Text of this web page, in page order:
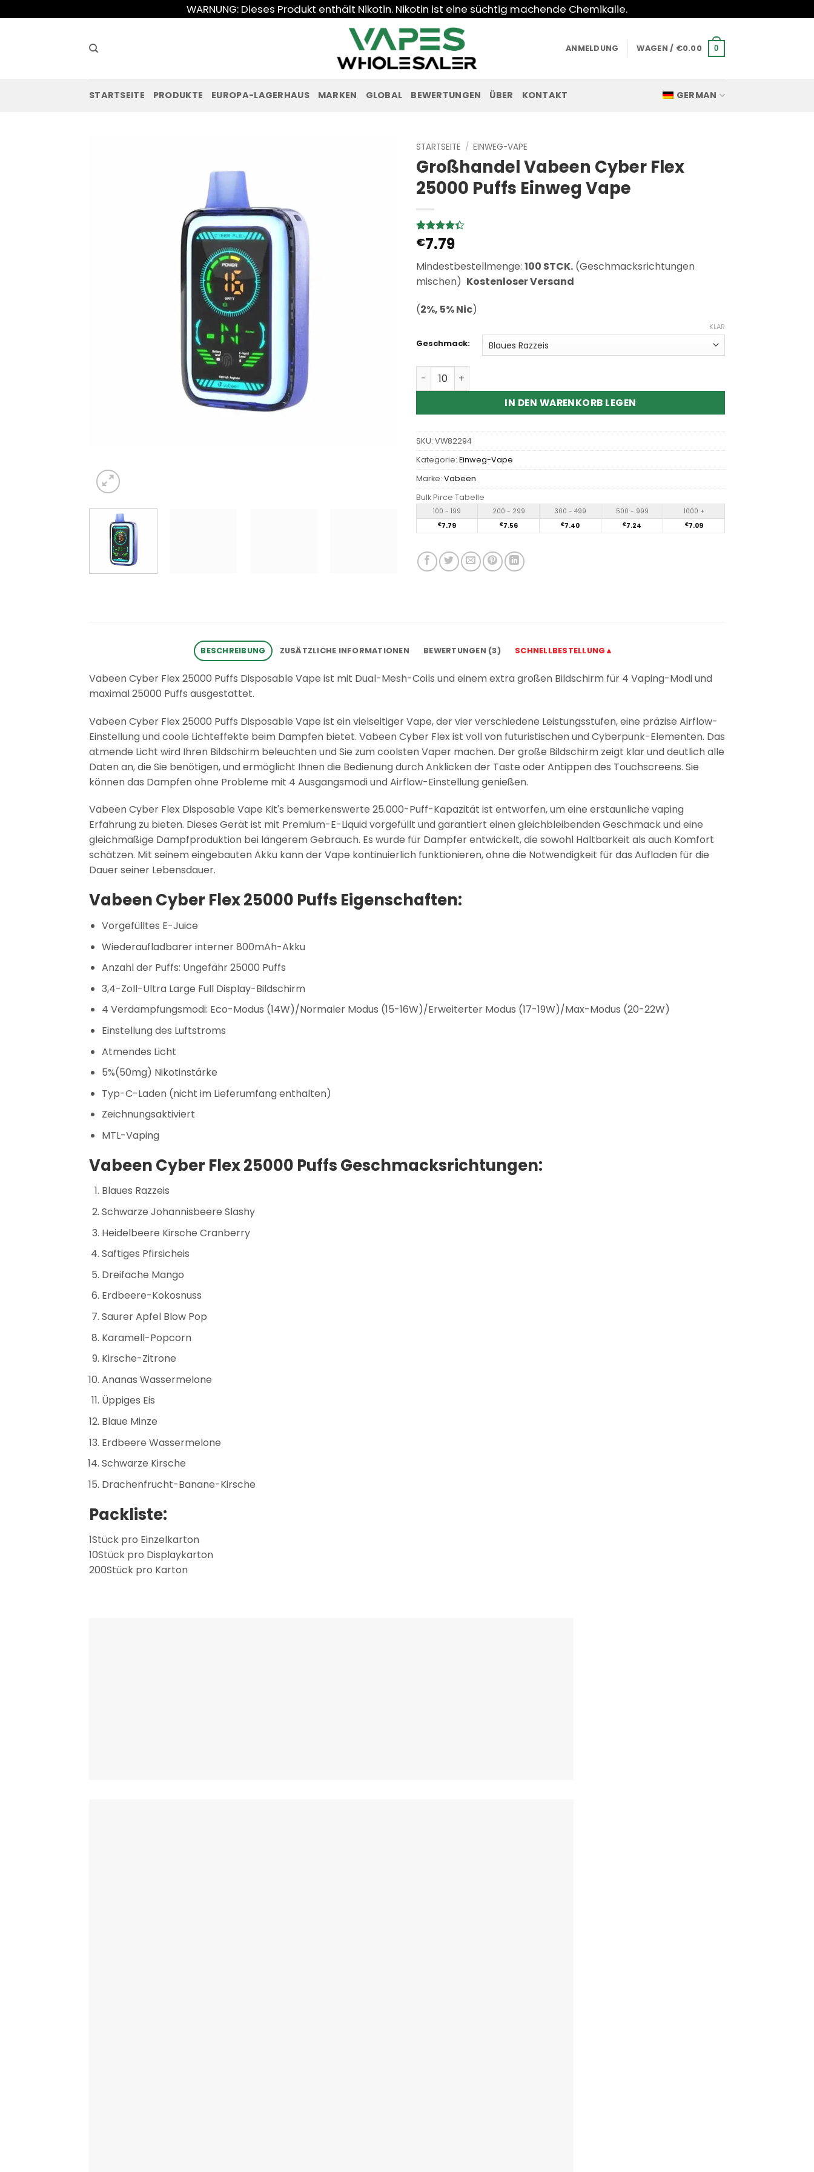
Inhalt
WARNUNG: Dieses Produkt enthält Nikotin. Nikotin ist eine süchtig machende Chemikalie.
ANMELDUNG WAGEN / €0.00 0
STARTSEITE PRODUKTE EUROPA-LAGERHAUS MARKEN GLOBAL BEWERTUNGEN ÜBER KONTAKT GERMAN
STARTSEITE / EINWEG-VAPE
Großhandel Vabeen Cyber Flex
25000 Puffs Einweg Vape
Bewertet
mit 4.33
basierend
auf
3
Kundenbewertungen
€7.79
Mindestbestellmenge: 100 STCK. (Geschmacksrichtungen
mischen) Kostenloser Versand
(2%, 5% Nic)
Geschmack:
KLAR
Wholesale Vabeen Cyber Flex 25000 Puffs Disposable Vape Menge
IN DEN WARENKORB LEGEN
SKU: VW82294
Kategorie: Einweg-Vape
Marke: Vabeen
Bulk Pirce Tabelle
100 - 199 200 - 299 300 - 499 500 - 999 1000 +
€7.79 €7.56 €7.40 €7.24 €7.09
BESCHREIBUNG ZUSÄTZLICHE INFORMATIONEN BEWERTUNGEN (3) SCHNELLBESTELLUNG▲
Vabeen Cyber Flex 25000 Puffs Disposable Vape ist mit Dual-Mesh-Coils und einem extra großen Bildschirm für 4 Vaping-Modi und
maximal 25000 Puffs ausgestattet.
Vabeen Cyber Flex 25000 Puffs Disposable Vape ist ein vielseitiger Vape, der vier verschiedene Leistungsstufen, eine präzise Airflow-
Einstellung und coole Lichteffekte beim Dampfen bietet. Vabeen Cyber Flex ist voll von futuristischen und Cyberpunk-Elementen. Das
atmende Licht wird Ihren Bildschirm beleuchten und Sie zum coolsten Vaper machen. Der große Bildschirm zeigt klar und deutlich alle
Daten an, die Sie benötigen, und ermöglicht Ihnen die Bedienung durch Anklicken der Taste oder Antippen des Touchscreens. Sie
können das Dampfen ohne Probleme mit 4 Ausgangsmodi und Airflow-Einstellung genießen.
Vabeen Cyber Flex Disposable Vape Kit's bemerkenswerte 25.000-Puff-Kapazität ist entworfen, um eine erstaunliche vaping
Erfahrung zu bieten. Dieses Gerät ist mit Premium-E-Liquid vorgefüllt und garantiert einen gleichbleibenden Geschmack und eine
gleichmäßige Dampfproduktion bei längerem Gebrauch. Es wurde für Dampfer entwickelt, die sowohl Haltbarkeit als auch Komfort
schätzen. Mit seinem eingebauten Akku kann der Vape kontinuierlich funktionieren, ohne die Notwendigkeit für das Aufladen für die
Dauer seiner Lebensdauer.
Vabeen Cyber Flex 25000 Puffs Eigenschaften:
Vorgefülltes E-Juice
Wiederaufladbarer interner 800mAh-Akku
Anzahl der Puffs: Ungefähr 25000 Puffs
3,4-Zoll-Ultra Large Full Display-Bildschirm
4 Verdampfungsmodi: Eco-Modus (14W)/Normaler Modus (15-16W)/Erweiterter Modus (17-19W)/Max-Modus (20-22W)
Einstellung des Luftstroms
Atmendes Licht
5%(50mg) Nikotinstärke
Typ-C-Laden (nicht im Lieferumfang enthalten)
Zeichnungsaktiviert
MTL-Vaping
Vabeen Cyber Flex 25000 Puffs Geschmacksrichtungen:
Blaues Razzeis
Schwarze Johannisbeere Slashy
Heidelbeere Kirsche Cranberry
Saftiges Pfirsicheis
Dreifache Mango
Erdbeere-Kokosnuss
Saurer Apfel Blow Pop
Karamell-Popcorn
Kirsche-Zitrone
Ananas Wassermelone
Üppiges Eis
Blaue Minze
Erdbeere Wassermelone
Schwarze Kirsche
Drachenfrucht-Banane-Kirsche
Packliste:
1Stück pro Einzelkarton
10Stück pro Displaykarton
200Stück pro Karton